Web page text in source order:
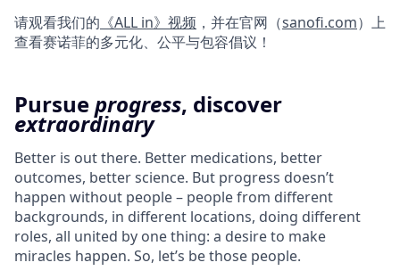
请观看我们的 《ALL in》视频 ，并在官网（sanofi.com）上
查看赛诺菲的多元化、公平与包容倡议！
Pursueprogress, discover
extraordinary
Better is out there. Better medications, better
outcomes, better science. But progress doesn’t
happen without people – people from different
backgrounds, in different locations, doing different
roles, all united by one thing: a desire to make
miracles happen. So, let’s be those people.